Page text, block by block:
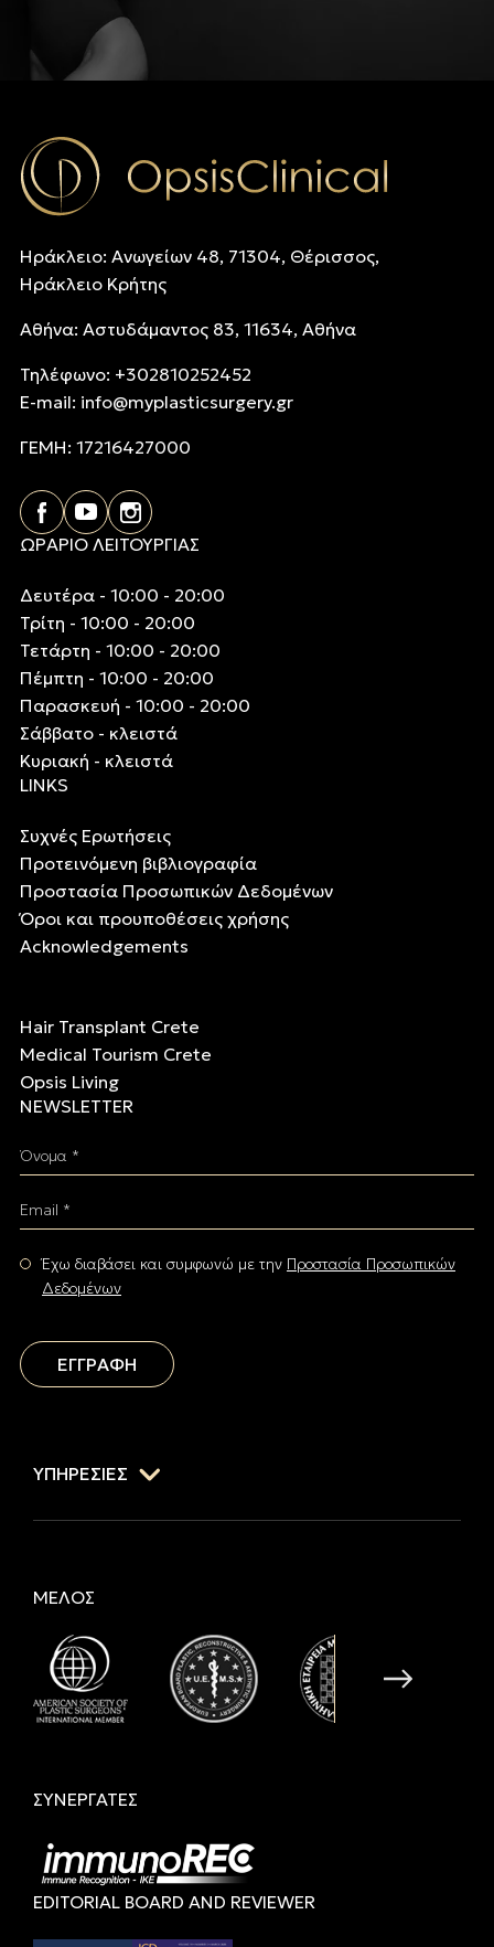
Ηράκλειο: Ανωγείων 48, 71304, Θέρισσος,
Ηράκλειο Κρήτης
Αθήνα: Αστυδάμαντος 83, 11634, Αθήνα
Τηλέφωνo: +302810252452
E-mail: info@myplasticsurgery.gr
ΓΕΜΗ: 17216427000
ΩΡΑΡΙΟ ΛΕΙΤΟΥΡΓΙΑΣ
Δευτέρα - 10:00 - 20:00
Τρίτη - 10:00 - 20:00
Τετάρτη - 10:00 - 20:00
Πέμπτη - 10:00 - 20:00
Παρασκευή - 10:00 - 20:00
Σάββατο - κλειστά
Κυριακή - κλειστά
LINKS
Συχνές Ερωτήσεις
Προτεινόμενη βιβλιογραφία
Προστασία Προσωπικών Δεδομένων
Όροι και προυποθέσεις χρήσης
Acknowledgements
Hair Transplant Crete
Medical Tourism Crete
Opsis Living
NEWSLETTER
Όνομα *
Email *
Έχω διαβάσει και συμφωνώ με την Προστασία Προσωπικών
Δεδομένων
ΕΓΓΡΑΦΗ
ΥΠΗΡΕΣΙΕΣ
ΜΕΛΟΣ
ΣΥΝΕΡΓΑΤΕΣ
EDITORIAL BOARD AND REVIEWER